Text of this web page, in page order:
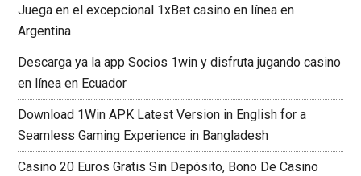
Juega en el excepcional 1xBet casino en línea en
Argentina
Descarga ya la app Socios 1win y disfruta jugando casino
en línea en Ecuador
Download 1Win APK Latest Version in English for a
Seamless Gaming Experience in Bangladesh
Casino 20 Euros Gratis Sin Depósito, Bono De Casino